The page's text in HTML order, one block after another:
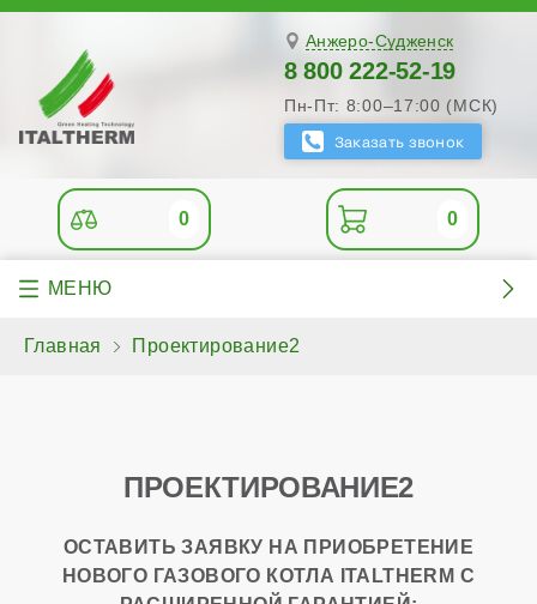
Анжеро-Судженск
8 800 222-52-19
Пн-Пт: 8:00–17:00 (МСК)
0 0
Главная Проектирование2
ПРОЕКТИРОВАНИЕ2
ОСТАВИТЬ ЗАЯВКУ НА ПРИОБРЕТЕНИЕ
НОВОГО ГАЗОВОГО КОТЛА ITALTHERM С